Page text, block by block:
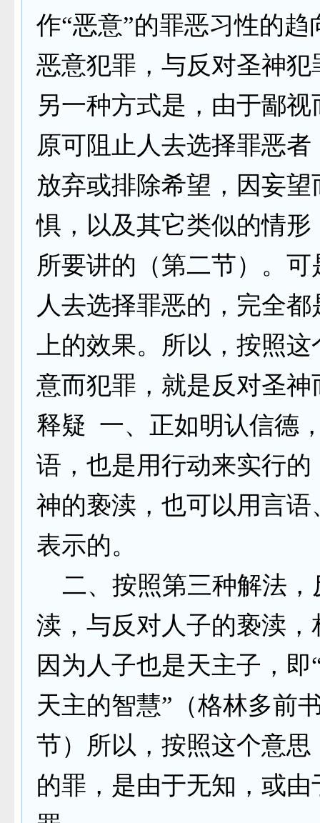
作“恶意”的罪恶习性的
恶意犯罪，与反对圣神
另一种方式是，由于鄙
原可阻止人去选择罪恶
放弃或排除希望，因妄
惧，以及其它类似的情
所要讲的（第二节）。
人去选择罪恶的，完全
上的效果。所以，按照
意而犯罪，就是反对圣神
释疑 一、正如明认信德
语，也是用行动来实行
神的亵渎，也可以用言
表示的。
二、按照第三种解法，
渎，与反对人子的亵渎
因为人子也是天主子，
天主的智慧”（格林多前
节）所以，按照这个意
的罪，是由于无知，或